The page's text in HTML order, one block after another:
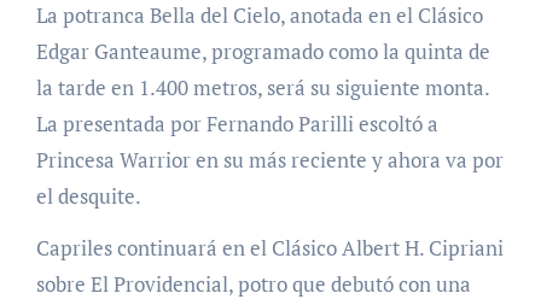
La potranca Bella del Cielo, anotada en el Clásico
Edgar Ganteaume, programado como la quinta de
la tarde en 1.400 metros, será su siguiente monta.
La presentada por Fernando Parilli escoltó a
Princesa Warrior en su más reciente y ahora va por
el desquite.
Capriles continuará en el Clásico Albert H. Cipriani
sobre El Providencial, potro que debutó con una